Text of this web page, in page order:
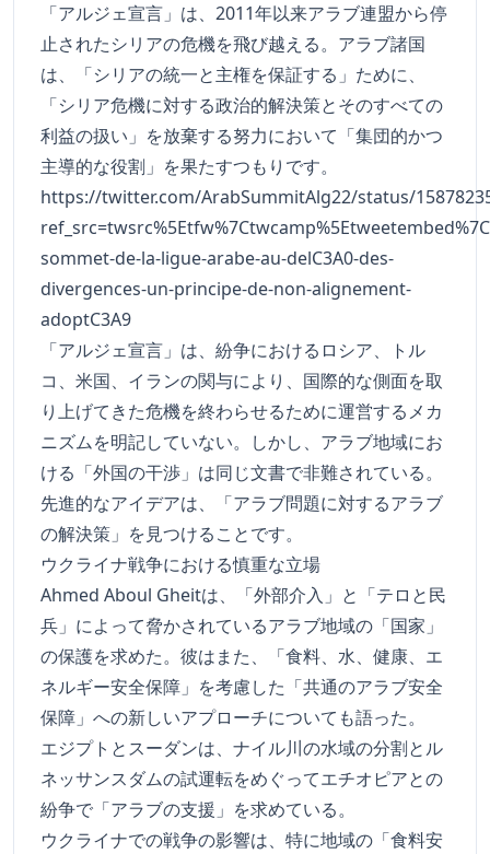
「アルジェ宣言」は、2011年以来アラブ連盟から停
止されたシリアの危機を飛び越える。アラブ諸国
は、「シリアの統一と主権を保証する」ために、
「シリア危機に対する政治的解決策とそのすべての
利益の扱い」を放棄する努力において「集団的かつ
主導的な役割」を果たすつもりです。
https://twitter.com/ArabSummitAlg22/status/
sommet-de-la-ligue-arabe-au-delC3A0-des-
divergences-un-principe-de-non-alignement-
adoptC3A9
「アルジェ宣言」は、紛争におけるロシア、トル
コ、米国、イランの関与により、国際的な側面を取
り上げてきた危機を終わらせるために運営するメカ
ニズムを明記していない。しかし、アラブ地域にお
ける「外国の干渉」は同じ文書で非難されている。
先進的なアイデアは、「アラブ問題に対するアラブ
の解決策」を見つけることです。
ウクライナ戦争における慎重な立場
Ahmed Aboul Gheitは、「外部介入」と「テロと民
兵」によって脅かされているアラブ地域の「国家」
の保護を求めた。彼はまた、「食料、水、健康、エ
ネルギー安全保障」を考慮した「共通のアラブ安全
保障」への新しいアプローチについても語った。
エジプトとスーダンは、ナイル川の水域の分割とル
ネッサンスダムの試運転をめぐってエチオピアとの
紛争で「アラブの支援」を求めている。
ウクライナでの戦争の影響は、特に地域の「食料安